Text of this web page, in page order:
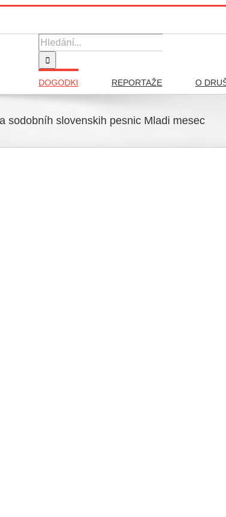
Hledat:
DOGODKI REPORTAŽE O
sodobníh slovenskih pesnic Mladi mesec